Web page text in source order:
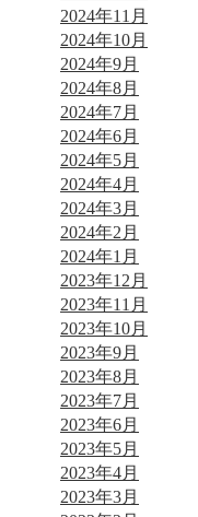
2024年11月
2024年10月
2024年9月
2024年8月
2024年7月
2024年6月
2024年5月
2024年4月
2024年3月
2024年2月
2024年1月
2023年12月
2023年11月
2023年10月
2023年9月
2023年8月
2023年7月
2023年6月
2023年5月
2023年4月
2023年3月